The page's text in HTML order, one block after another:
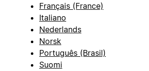
Français (France)
Italiano
Nederlands
Norsk
Português (Brasil)
Suomi